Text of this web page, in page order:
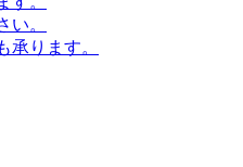
い。
承ります。